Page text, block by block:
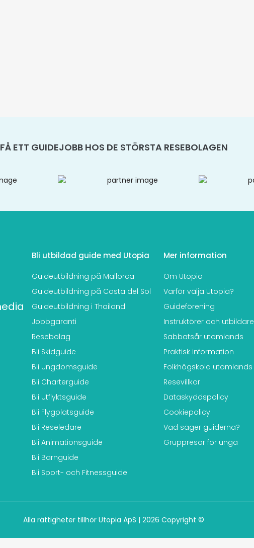
FÅ ETT GUIDEJOBB HOS DE STÖRSTA RESEBOLAGEN
Bli utbildad guide med Utopia
Guideutbildning på Mallorca
Guideutbildning på Costa del Sol
Guideutbildning i Thailand
Jobbgaranti
Resebolag
Bli Skidguide
Bli Ungdomsguide
Bli Charterguide
Bli Utflyktsguide
Bli Flygplatsguide
Bli Reseledare
Bli Animationsguide
Bli Barnguide
Bli Sport- och Fitnessguide
Mer information
Om Utopia
Varför välja Utopia?
Guideförening
Instruktörer och utbildare
Sabbatsår utomlands
Praktisk information
Folkhögskola utomlands
Resevillkor
Dataskyddspolicy
Cookiepolicy
Vad säger guiderna?
Gruppresor för unga
Alla rättigheter tillhör Utopia ApS | 2026 Copyright ©